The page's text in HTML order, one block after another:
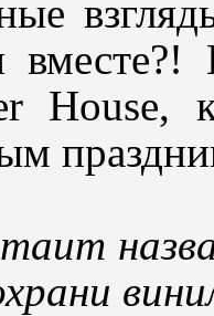
вместе?!
House,